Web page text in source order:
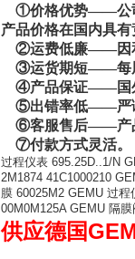
①价格优势——公司
产品价格在国内具
②运费低廉——因和
③运货期短——每周
④产品保证——
⑤出错率低——严谨
⑥客服售后——产品
⑦付款方式灵活。
过程仪表 695.25D..1/N
2M1874 41C1000210
膜 60025M2 GEMU 过程
00M0M125A GEMU 隔
供应德国